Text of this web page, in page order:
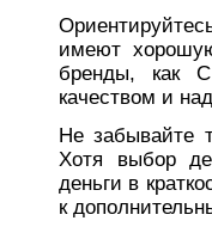
имеют
бренды, как
качеством и
Не забывайте
Хотя выбор
деньги в
к